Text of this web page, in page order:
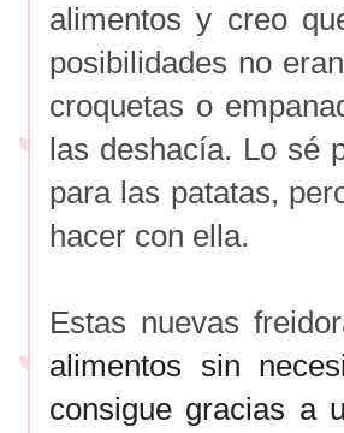
alimentos y creo
posibilidades no
croquetas o
las deshacía. Lo sé
para las patatas,
hacer con ella.
Estas nuevas
alimentos sin
consigue gracias a